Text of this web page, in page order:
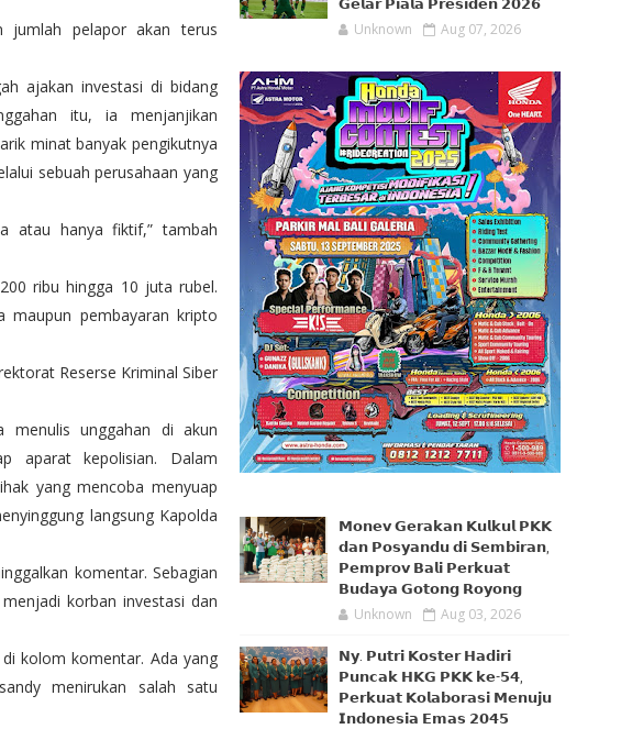
jumlah pelapor akan terus
ajakan investasi di bidang
itu, ia menjanjikan
minat banyak pengikutnya
sebuah perusahaan yang
atau hanya fiktif,” tambah
ribu hingga 10 juta rubel.
maupun pembayaran kripto
Reserse Kriminal Siber
menulis unggahan di akun
aparat kepolisian. Dalam
yang mencoba menyuap
langsung Kapolda
komentar. Sebagian
korban investasi dan
kolom komentar. Ada yang
menirukan salah satu
𝗚𝗲𝗹𝗮𝗿 𝗣𝗶𝗮𝗹𝗮 𝗣𝗿𝗲𝘀𝗶𝗱𝗲𝗻 𝟮𝟬𝟮𝟲
Unknown Aug 07, 2026
𝗠𝗼𝗻𝗲𝘃 𝗚𝗲𝗿𝗮𝗸𝗮𝗻 𝗞𝘂𝗹𝗸𝘂𝗹 𝗣𝗞𝗞
𝗱𝗮𝗻 𝗣𝗼𝘀𝘆𝗮𝗻𝗱𝘂 𝗱𝗶 𝗦𝗲𝗺𝗯𝗶𝗿𝗮𝗻,
𝗣𝗲𝗺𝗽𝗿𝗼𝘃 𝗕𝗮𝗹𝗶 𝗣𝗲𝗿𝗸𝘂𝗮𝘁
𝗕𝘂𝗱𝗮𝘆𝗮 𝗚𝗼𝘁𝗼𝗻𝗴 𝗥𝗼𝘆𝗼𝗻𝗴
Unknown Aug 03, 2026
𝗡𝘆. 𝗣𝘂𝘁𝗿𝗶 𝗞𝗼𝘀𝘁𝗲𝗿 𝗛𝗮𝗱𝗶𝗿𝗶
𝗣𝘂𝗻𝗰𝗮𝗸 𝗛𝗞𝗚 𝗣𝗞𝗞 𝗸𝗲-𝟱𝟰,
𝗣𝗲𝗿𝗸𝘂𝗮𝘁 𝗞𝗼𝗹𝗮𝗯𝗼𝗿𝗮𝘀𝗶 𝗠𝗲𝗻𝘂𝗷𝘂
𝗜𝗻𝗱𝗼𝗻𝗲𝘀𝗶𝗮 𝗘𝗺𝗮𝘀 𝟮𝟬𝟰𝟱